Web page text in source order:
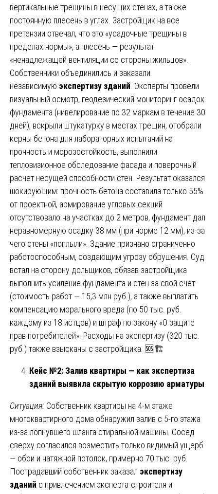
вертикальные трещины в несущих стенах, а также
постоянную плесень в углах. Застройщик на все
претензии отвечал, что это «усадочные трещины в
пределах нормы», а плесень — результат
«ненадлежащей вентиляции со стороны жильцов».
Собственники объединились и заказали
независимую экспертизу зданий. Эксперты провели
визуальный осмотр, геодезический мониторинг осадок
фундамента (нивелирование по 32 маркам в течение 30
дней), вскрыли штукатурку в местах трещин, отобрали
керны бетона для лабораторных испытаний на
прочность и морозостойкость, выполнили
тепловизионное обследование фасада и поверочный
расчет несущей способности стен. Результат оказался
шокирующим: прочность бетона составила только 55%
от проектной, армирование угловых секций
отсутствовало на участках до 2 метров, фундамент дал
неравномерную осадку 38 мм (при норме 12 мм), из-за
чего стены «поплыли». Здание признано ограниченно
работоспособным, создающим угрозу обрушения. Суд
встал на сторону дольщиков, обязав застройщика
выполнить усиление фундамента и стен за свой счет
(стоимость работ — 15,3 млн руб.), а также выплатить
компенсацию морального вреда (по 50 тыс. руб.
каждому из 18 истцов) и штраф по закону «О защите
прав потребителей». Расходы на экспертизу (320 тыс.
руб.) также взысканы с застройщика. 🆘🏗️
Кейс №2: Залив квартиры — как экспертиза
зданий выявила скрытую коррозию арматуры
Ситуация: Собственник квартиры на 4-м этаже
многоквартирного дома обнаружил залив с 5-го этажа
из-за лопнувшего шланга стиральной машины. Сосед
сверху согласился возместить только видимый ущерб
— обои и натяжной потолок, примерно 70 тыс. руб.
Пострадавший собственник заказал экспертизу
зданий с привлечением эксперта-строителя и